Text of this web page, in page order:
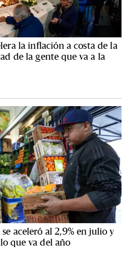
la inflación a costa de la
de la gente que va a la
aceleró al 2,9% en julio y
que va del año